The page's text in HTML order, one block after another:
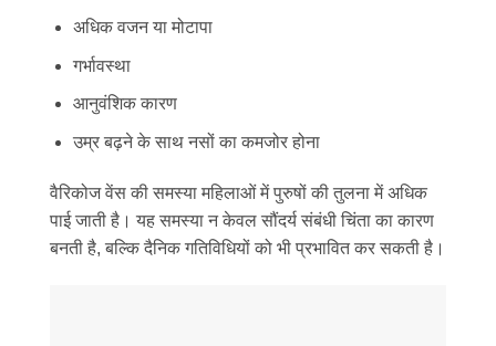
अधिक वजन या मोटापा
गर्भावस्था
आनुवंशिक कारण
उम्र बढ़ने के साथ नसों का कमजोर होना
वैरिकोज वेंस की समस्या महिलाओं में पुरुषों की तुलना में अधिक
पाई जाती है। यह समस्या न केवल सौंदर्य संबंधी चिंता का कारण
बनती है, बल्कि दैनिक गतिविधियों को भी प्रभावित कर सकती है।